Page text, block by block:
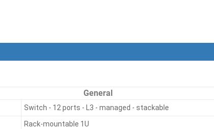
General
Switch - 12 ports - L3 - managed - stackable
Rack-mountable 1U